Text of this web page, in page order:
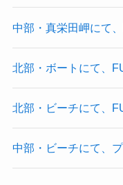
中部・真栄田岬にて
北部・ボートにて、
北部・ビーチにて、
中部・ビーチにて、